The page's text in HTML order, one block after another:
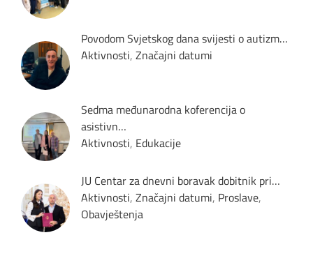
Povodom Svjetskog dana svijesti o autizm…
Aktivnosti, Značajni datumi
Sedma međunarodna koferencija o
asistivn…
Aktivnosti, Edukacije
JU Centar za dnevni boravak dobitnik pri…
Aktivnosti, Značajni datumi, Proslave,
Obavještenja